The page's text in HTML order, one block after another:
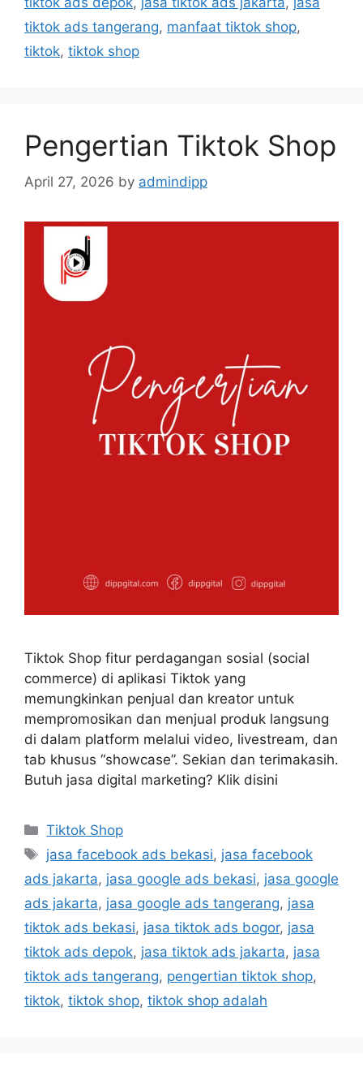
tiktok ads tangerang, manfaat tiktok shop,
tiktok, tiktok shop
Pengertian Tiktok Shop
April 27, 2026 by admindipp
Tiktok Shop fitur perdagangan sosial (social
commerce) di aplikasi Tiktok yang
memungkinkan penjual dan kreator untuk
mempromosikan dan menjual produk langsung
di dalam platform melalui video, livestream, dan
tab khusus “showcase”. Sekian dan terimakasih.
Butuh jasa digital marketing? Klik disini
Tiktok Shop
jasa facebook ads bekasi, jasa facebook
ads jakarta, jasa google ads bekasi, jasa google
ads jakarta, jasa google ads tangerang, jasa
tiktok ads bekasi, jasa tiktok ads bogor, jasa
tiktok ads depok, jasa tiktok ads jakarta, jasa
tiktok ads tangerang, pengertian tiktok shop,
tiktok, tiktok shop, tiktok shop adalah